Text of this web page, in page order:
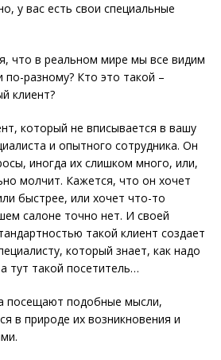
у вас есть свои специальные
что в реальном мире мы все видим
по-разному? Кто это такой –
клиент?
который не вписывается в вашу
и опытного сотрудника. Он
иногда их слишком много, или,
молчит. Кажется, что он хочет
быстрее, или хочет что-то
салоне точно нет. И своей
такой клиент создает
который знает, как надо
тут такой посетитель…
посещают подобные мысли,
в природе их возникновения и